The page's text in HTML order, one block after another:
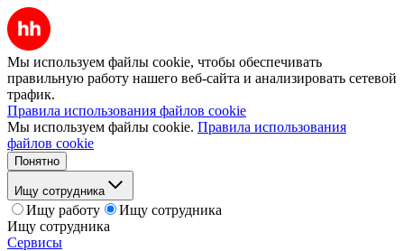
Мы используем файлы cookie, чтобы обеспечивать
правильную работу нашего веб-сайта и анализировать сетевой
трафик.
Правила использования файлов cookie
Мы используем файлы cookie. Правила использования
файлов cookie
Понятно
Ищу сотрудника
Ищу работу
Ищу сотрудника
Ищу сотрудника
Сервисы